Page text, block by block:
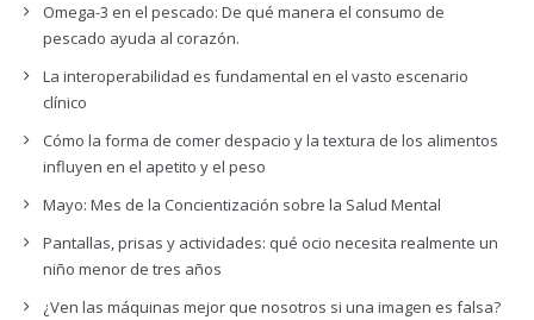
Omega-3 en el pescado: De qué manera el consumo de
pescado ayuda al corazón.
La interoperabilidad es fundamental en el vasto escenario
clínico
Cómo la forma de comer despacio y la textura de los alimentos
influyen en el apetito y el peso
Mayo: Mes de la Concientización sobre la Salud Mental
Pantallas, prisas y actividades: qué ocio necesita realmente un
niño menor de tres años
¿Ven las máquinas mejor que nosotros si una imagen es falsa?